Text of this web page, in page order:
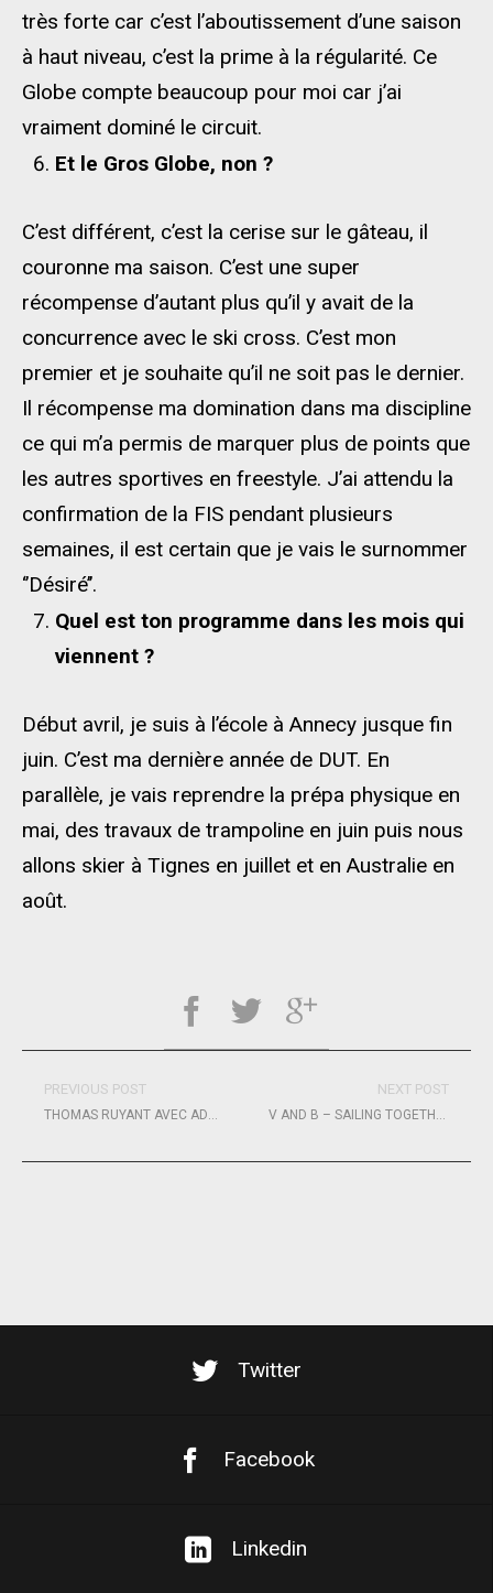
très forte car c’est l’aboutissement d’une saison
à haut niveau, c’est la prime à la régularité. Ce
Globe compte beaucoup pour moi car j’ai
vraiment dominé le circuit.
Et le Gros Globe, non ?
C’est différent, c’est la cerise sur le gâteau, il
couronne ma saison. C’est une super
récompense d’autant plus qu’il y avait de la
concurrence avec le ski cross. C’est mon
premier et je souhaite qu’il ne soit pas le dernier.
Il récompense ma domination dans ma discipline
ce qui m’a permis de marquer plus de points que
les autres sportives en freestyle. J’ai attendu la
confirmation de la FIS pendant plusieurs
semaines, il est certain que je vais le surnommer
‘’Désiré’’.
Quel est ton programme dans les mois qui
viennent ?
Début avril, je suis à l’école à Annecy jusque fin
juin. C’est ma dernière année de DUT. En
parallèle, je vais reprendre la prépa physique en
mai, des travaux de trampoline en juin puis nous
allons skier à Tignes en juillet et en Australie en
août.
PREVIOUS POST
THOMAS RUYANT AVEC ADVENS ET LA FONDATION DE LA MER SUR LA SOLITAIRE URGO LE FIGARO 2019
NEXT POST
V AND B – SAILING TOGETHER, EN GRAND !
Twitter
Facebook
Linkedin